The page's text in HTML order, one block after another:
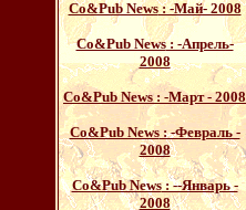
Со&Pub News: -Май- 2008
Со&Pub News: -Апрель-
2008
Со&Pub News: -Март - 2008
Со&Pub News: -Февраль -
2008
Со&Pub News: --Январь -
2008